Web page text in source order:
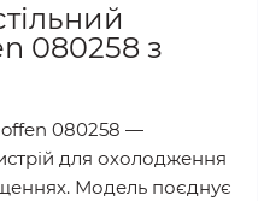
080258 з
080258 —
для охолодження
Модель поєднує